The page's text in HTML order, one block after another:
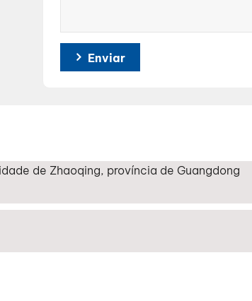
Enviar
de Zhaoqing, província de Guangdong